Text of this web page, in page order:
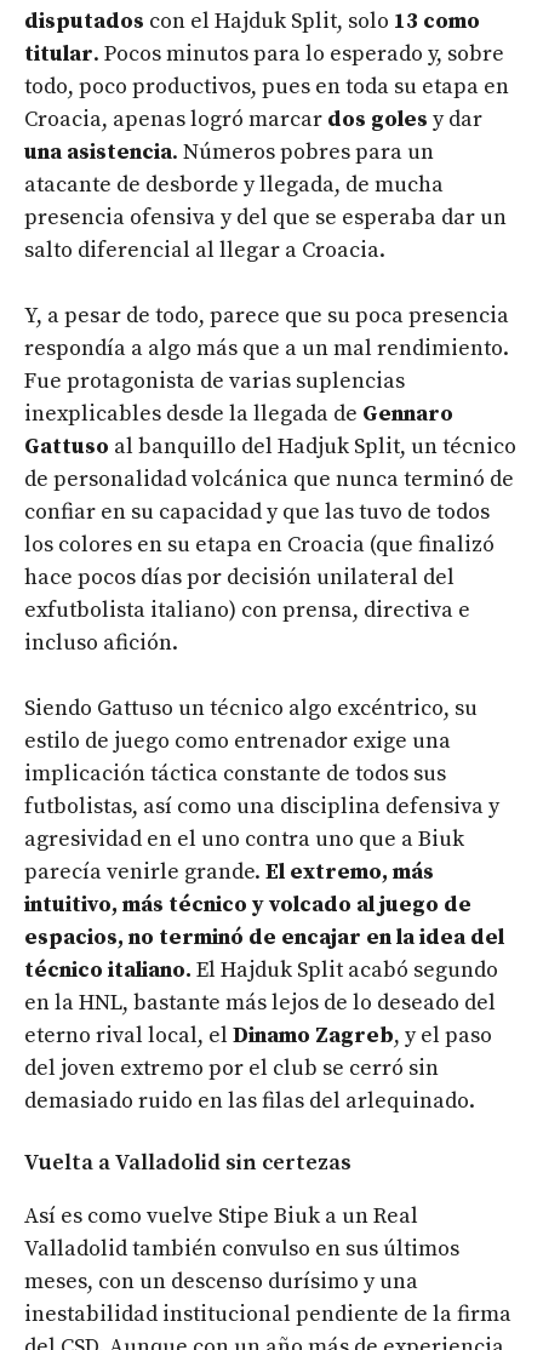
disputados con el Hajduk Split, solo 13 como
titular. Pocos minutos para lo esperado y, sobre
todo, poco productivos, pues en toda su etapa en
Croacia, apenas logró marcar dos goles y dar
una asistencia. Números pobres para un
atacante de desborde y llegada, de mucha
presencia ofensiva y del que se esperaba dar un
salto diferencial al llegar a Croacia.
Y, a pesar de todo, parece que su poca presencia
respondía a algo más que a un mal rendimiento.
Fue protagonista de varias suplencias
inexplicables desde la llegada de Gennaro
Gattuso al banquillo del Hadjuk Split, un técnico
de personalidad volcánica que nunca terminó de
confiar en su capacidad y que las tuvo de todos
los colores en su etapa en Croacia (que finalizó
hace pocos días por decisión unilateral del
exfutbolista italiano) con prensa, directiva e
incluso afición.
Siendo Gattuso un técnico algo excéntrico, su
estilo de juego como entrenador exige una
implicación táctica constante de todos sus
futbolistas, así como una disciplina defensiva y
agresividad en el uno contra uno que a Biuk
parecía venirle grande. El extremo, más
intuitivo, más técnico y volcado al juego de
espacios, no terminó de encajar en la idea del
técnico italiano. El Hajduk Split acabó segundo
en la HNL, bastante más lejos de lo deseado del
eterno rival local, el Dinamo Zagreb, y el paso
del joven extremo por el club se cerró sin
demasiado ruido en las filas del arlequinado.
Vuelta a Valladolid sin certezas
Así es como vuelve Stipe Biuk a un Real
Valladolid también convulso en sus últimos
meses, con un descenso durísimo y una
inestabilidad institucional pendiente de la firma